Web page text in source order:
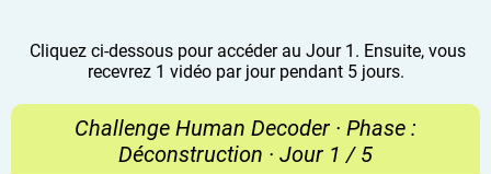
Cliquez ci-dessous pour accéder au Jour 1. Ensuite, vous
recevrez 1 vidéo par jour pendant 5 jours.
Challenge Human Decoder · Phase :
Déconstruction · Jour 1 / 5